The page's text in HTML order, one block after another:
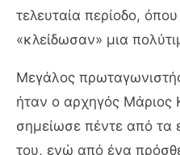
τελευταία περίοδο,
«κλείδωσαν» μια
Μεγάλος
ήταν ο αρχηγός Μάριος
σημείωσε πέντε από τα
του, ενώ από ένα